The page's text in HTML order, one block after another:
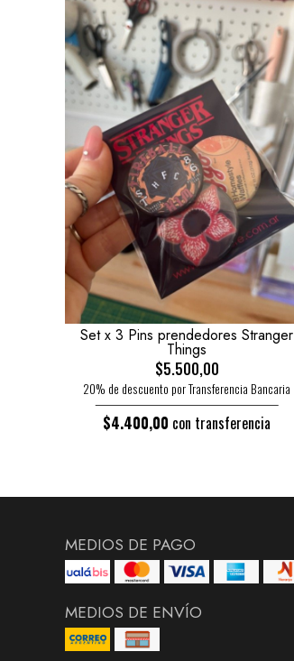
Set x 3 Pins prendedores Stranger
Things
$5.500,00
20% de descuento por Transferencia Bancaria
$4.400,00 con transferencia
MEDIOS DE PAGO
MEDIOS DE ENVÍO